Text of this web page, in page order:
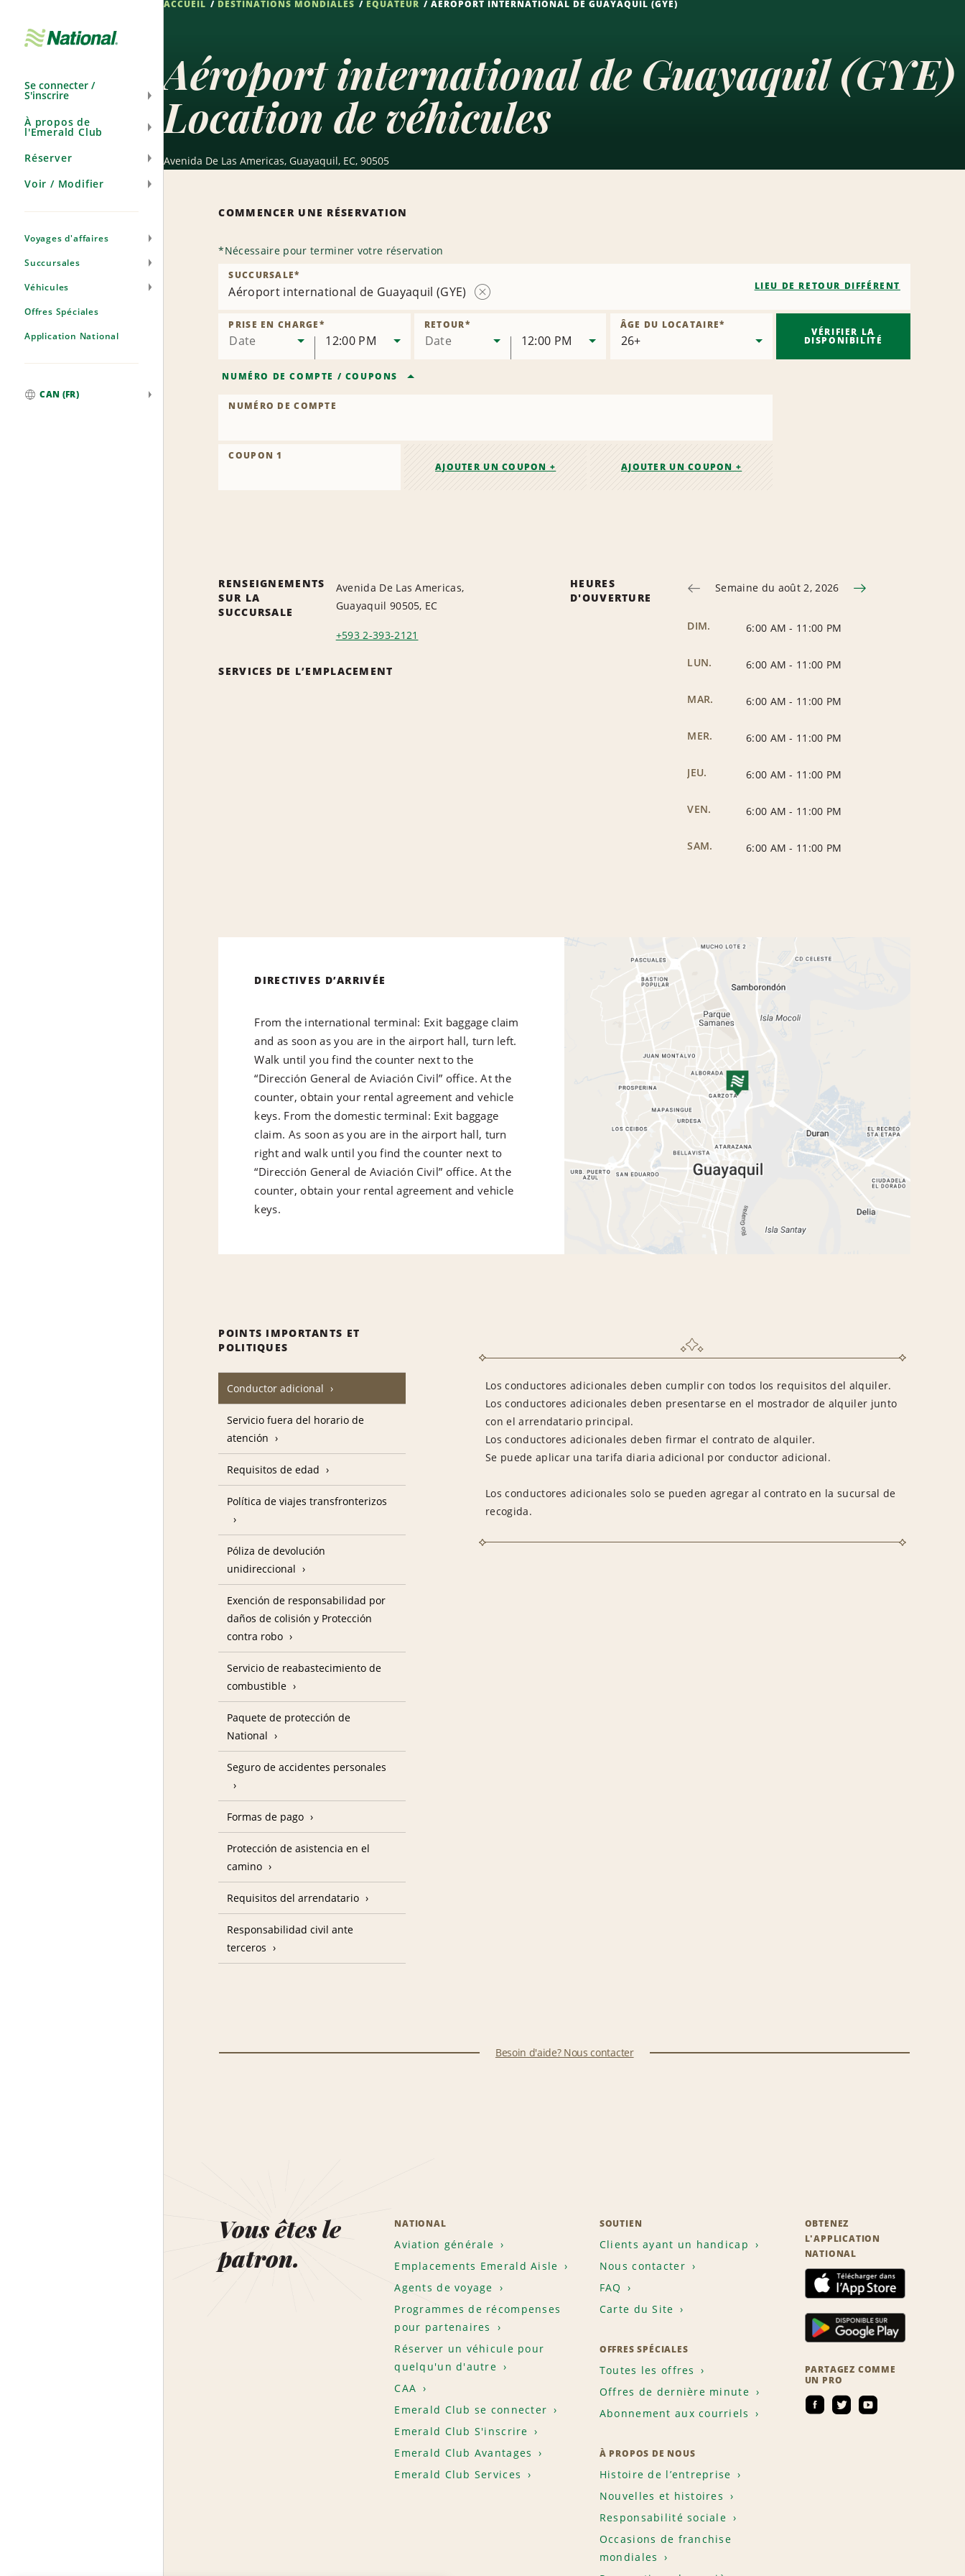
navigation
Se connecter /
S'inscrire
À propos de
l'Emerald Club
Réserver
Voir / Modifier
Voyages d'affaires
Succursales
Véhicules
Offres Spéciales
Application National
CAN (FR)
ACCUEIL DESTINATIONS MONDIALES ÉQUATEUR AÉROPORT INTERNATIONAL DE GUAYAQUIL (GYE)
Aéroport international de Guayaquil (GYE)
Location de véhicules
Avenida De Las Americas, Guayaquil, EC, 90505
COMMENCER UNE RÉSERVATION
*Nécessaire pour terminer votre réservation
Aéroport international de Guayaquil (GYE)
SUCCURSALE*
LIEU DE RETOUR DIFFÉRENT
Date
PRISE EN CHARGE*
12:00 PM Date
RETOUR*
12:00 PM
ÂGE DU LOCATAIRE*
NUMÉRO DE COMPTE / COUPONS
NUMÉRO DE COMPTE
COUPON 1
AJOUTER UN COUPON +
AJOUTER UN COUPON +
VÉRIFIER LA
DISPONIBILITÉ
RENSEIGNEMENTS
SUR LA
SUCCURSALE
Avenida De Las Americas,
Guayaquil 90505, EC
+593 2-393-2121
SERVICES DE L’EMPLACEMENT
HEURES
D'OUVERTURE
Semaine du août 2, 2026
DIM. 6:00 AM - 11:00 PM
LUN. 6:00 AM - 11:00 PM
MAR. 6:00 AM - 11:00 PM
MER. 6:00 AM - 11:00 PM
JEU. 6:00 AM - 11:00 PM
VEN. 6:00 AM - 11:00 PM
SAM. 6:00 AM - 11:00 PM
DIRECTIVES D’ARRIVÉE
From the international terminal: Exit baggage claim
and as soon as you are in the airport hall, turn left.
Walk until you find the counter next to the
“Dirección General de Aviación Civil” office. At the
counter, obtain your rental agreement and vehicle
keys. From the domestic terminal: Exit baggage
claim. As soon as you are in the airport hall, turn
right and walk until you find the counter next to
“Dirección General de Aviación Civil” office. At the
counter, obtain your rental agreement and vehicle
keys.
POINTS IMPORTANTS ET
POLITIQUES
Conductor adicional
Los conductores adicionales deben cumplir con todos los requisitos del alquiler.
Los conductores adicionales deben presentarse en el mostrador de alquiler junto
con el arrendatario principal.
Los conductores adicionales deben firmar el contrato de alquiler.
Se puede aplicar una tarifa diaria adicional por conductor adicional.
Los conductores adicionales solo se pueden agregar al contrato en la sucursal de
recogida.
Servicio fuera del horario de
atención
Requisitos de edad
Política de viajes transfronterizos
Póliza de devolución
unidireccional
Exención de responsabilidad por
daños de colisión y Protección
contra robo
Servicio de reabastecimiento de
combustible
Paquete de protección de
National
Seguro de accidentes personales
Formas de pago
Protección de asistencia en el
camino
Requisitos del arrendatario
Responsabilidad civil ante
terceros
Besoin d'aide? Nous contacter
Vous êtes le
patron.
NATIONAL
Aviation générale
Emplacements Emerald Aisle
Agents de voyage
Programmes de récompenses
pour partenaires
Réserver un véhicule pour
quelqu'un d'autre
CAA
Emerald Club se connecter
Emerald Club S'inscrire
Emerald Club Avantages
Emerald Club Services
SOUTIEN
Clients ayant un handicap
Nous contacter
FAQ
Carte du Site
OFFRES SPÉCIALES
Toutes les offres
Offres de dernière minute
Abonnement aux courriels
À PROPOS DE NOUS
Histoire de l’entreprise
Nouvelles et histoires
Responsabilité sociale
Occasions de franchise
mondiales
OBTENEZ
L'APPLICATION
NATIONAL
PARTAGEZ COMME
UN PRO